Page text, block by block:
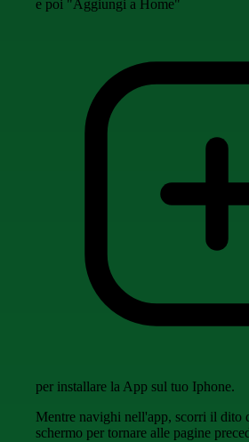
e poi "Aggiungi a Home"
per installare la App sul tuo Iphone.
Mentre navighi nell'app, scorri il dito
schermo per tornare alle pagine